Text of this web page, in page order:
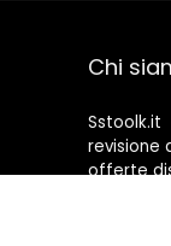
Chi
Sstoolk.it
revisione
offerte